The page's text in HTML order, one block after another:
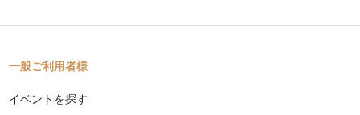
一般ご利用者様
イベントを探す